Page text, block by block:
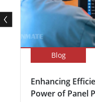
Blog
Enhancing
Power of Panel